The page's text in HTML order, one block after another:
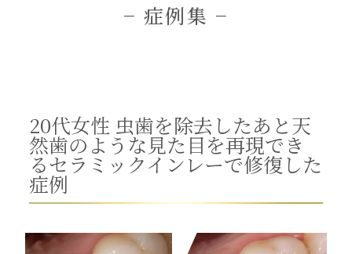
− 症例集 −
20代女性 虫歯を除去したあと天
然歯のような見た目を再現でき
るセラミックインレーで修復した
症例